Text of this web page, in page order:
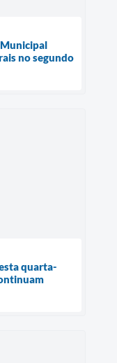
no segundo
quarta-